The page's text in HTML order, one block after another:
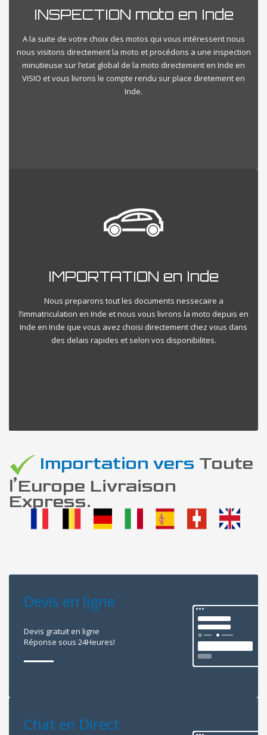
INSPECTION moto en Inde
A la suite de votre choix des motos qui vous intéressent nous
nous visitons directement la moto et procédons a une inspection
minutieuse sur l’etat global de la moto directement en Inde en
VISIO et vous livrons le compte rendu sur place diretement en
Inde.
IMPORTATION en Inde
Nous preparons tout les documents nessecaire a
l’immatriculation en Inde et nous vous livrons la moto depuis en
Inde en Inde que vous avez choisi directement chez vous dans
des delais rapides et selon vos disponibilites.
Importation vers Toute
l’Europe Livraison
Express.
Devis en ligne
Devis gratuit en ligne
Réponse sous 24Heures!
Chat en Direct